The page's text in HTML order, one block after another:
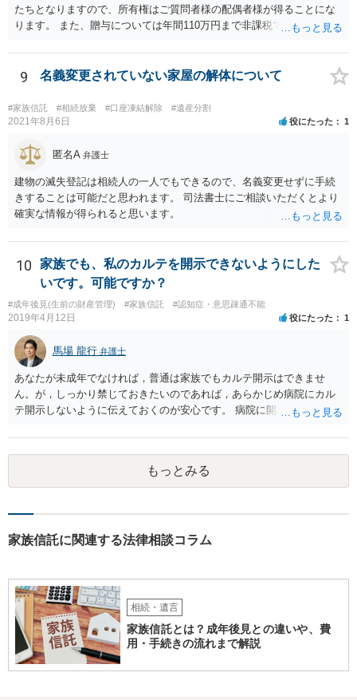
たちとなりますので、所有権はご質問者様の配偶者様が得ることにな
ります。 また、贈与については年間110万円まで非課税であり、トイ
9 名義変更されていない家屋の解体について
#家族信託 #相続放棄 #口座凍結解除 #遺産分割
2021年8月6日 役にたった 1
匿名A 弁護士
建物の滅失登記は相続人の一人でもできるので、名義変更せずに手続
きすることは可能だと思われます。 司法書士にご相談いただくとより
確実な情報が得られると思います。
10
家族でも、私のカルテを開示できないようにした
いです。可能ですか？
#成年後見(生前の財産管理) #家族信託 #認知症・意思疎通不能
2019年4月12日 役にたった 1
馬場 龍行 弁護士
あなたが未成年でなければ，普通は家族でもカルテ開示はできませ
ん。が，しっかり禁じておきたいのであれば，あらかじめ病院にカル
テ開示しないように伝えておくのが安心です。 病院に開示しないよう
可能性は低いのでコストパフォーマンスとしてはどうかなという感じ
がします。
もっとみる
家族信託に関連する法律相談コラム
相続・遺言
家族信託とは？成年後見との違いや、費
用・手続きの流れまで解説